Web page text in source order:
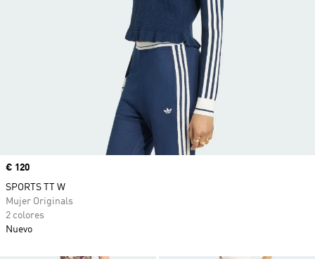
Precio
€ 120
SPORTS TT W
Mujer Originals
2 colores
Nuevo